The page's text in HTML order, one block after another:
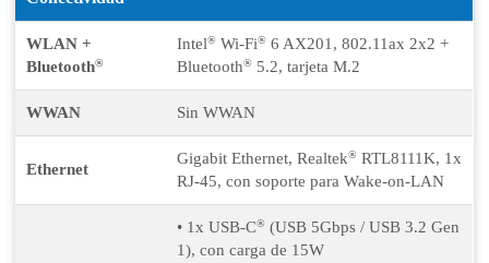
WLAN +
Bluetooth®
Intel® Wi-Fi® 6 AX201, 802.11ax 2x2 +
Bluetooth® 5.2, tarjeta M.2
WWAN Sin WWAN
Ethernet
Gigabit Ethernet, Realtek® RTL8111K, 1x
RJ-45, con soporte para Wake-on-LAN
• 1x USB-C® (USB 5Gbps / USB 3.2 Gen
1), con carga de 15W